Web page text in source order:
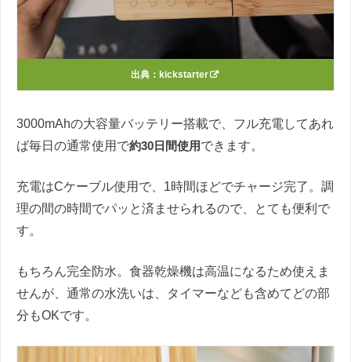
出典： kickstarter
3000mAhの大容量バッテリー搭載で、フル充電してあれ
ば毎日の通常使用で約30日間使用できます。
充電はCケーブル使用で、1時間ほどでチャージ完了。調
理の間の時間でパッと済ませられるので、とても便利で
す。
もちろん完全防水。食器乾燥機は高温になるため使えま
せんが、通常の水洗いは、タイマーなども含めてどの部
分もOKです。